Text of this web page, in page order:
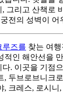
그리고 산책로
전의 성벽이 어
루즈를 찾는 여
적인 해안선을
. 이곳을 기점
, 두브로브니크
, 크레스, 로시니